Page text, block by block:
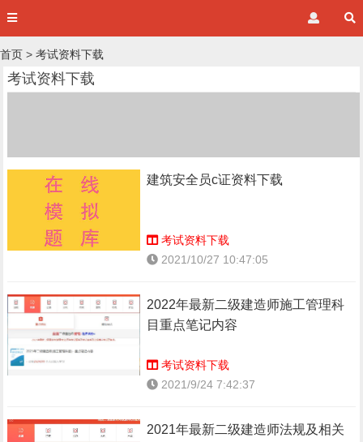
首页 > 考试资料下载
考试资料下载
建筑安全员c证资料下载
考试资料下载
2021/10/27 10:47:05
2022年最新二级建造师施工管理科
目重点笔记内容
考试资料下载
2021/9/24 7:42:37
2021年最新二级建造师法规及相关